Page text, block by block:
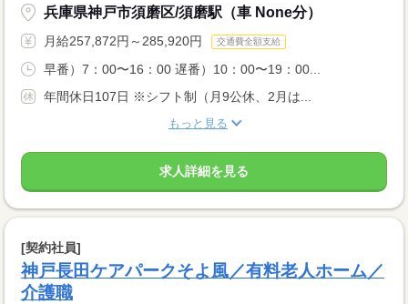
兵庫県神戸市須磨区/須磨駅（車 None分）
月給257,872円～285,920円 交通費全額支給
早番）7：00〜16：00 遅番）10：00〜19：00...
年間休日107日 ※シフト制（月9公休、2月は...
もっと見る
求人詳細を見る
[契約社員]
神戸長田ケアパークそよ風／有料老人ホーム／
介護職